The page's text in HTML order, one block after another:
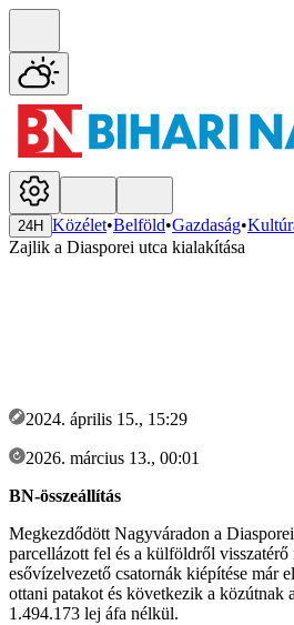
24H Közélet•Belföld•Gazdaság•
Zajlik a Diasporei utca kialakítása
2024. április 15., 15:29
2026. március 13., 00:01
BN-összeállítás
Megkezdődött Nagyváradon a
parcellázott fel és a külföldről
esővízelvezető csatornák kiépítése már
ottani patakot és következik a közútnak
1.494.173 lej áfa nélkül.